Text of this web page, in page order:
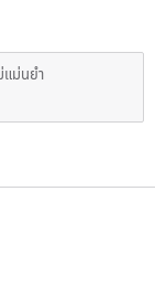
แม่นยำ